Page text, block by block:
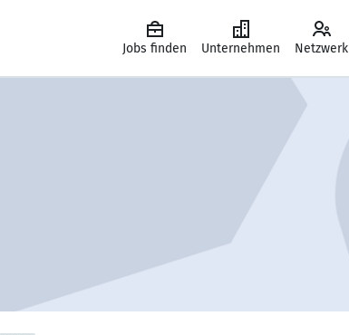
Jobs finden Unternehmen Netzwerk